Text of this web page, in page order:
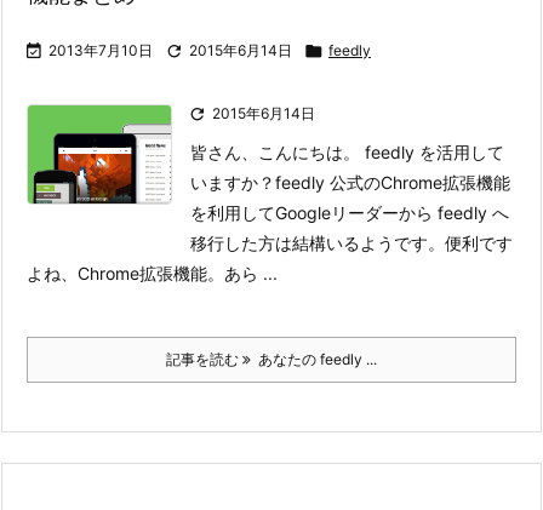
 2013年7月10日  2015年6月14日  feedly
 2015年6月14日
皆さん、こんにちは。 feedly を活用して
いますか？feedly 公式のChrome拡張機能
を利用してGoogleリーダーから feedly へ
移行した方は結構いるようです。便利です
よね、Chrome拡張機能。あら ...
記事を読む あなたの feedly ...